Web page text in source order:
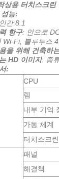
상용 터치스크린
능:
간 8.1
항구: 안으로
Wi-Fi, 블루투스
을 위해 건축하
HD 이미지: 종
:
CPU
렘
내부 기억
가동 체계
터치스크린
패널
해결책